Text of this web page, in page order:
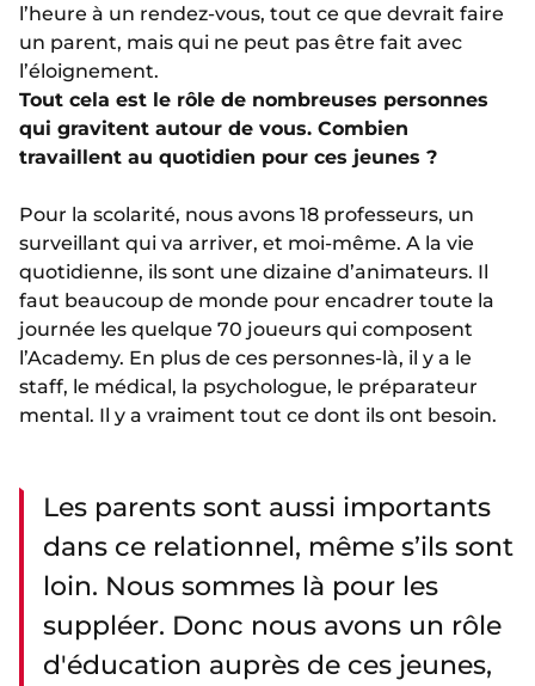
l’heure à un rendez-vous, tout ce que devrait faire
un parent, mais qui ne peut pas être fait avec
l’éloignement.
Tout cela est le rôle de nombreuses personnes
qui gravitent autour de vous. Combien
travaillent au quotidien pour ces jeunes ?
Pour la scolarité, nous avons 18 professeurs, un
surveillant qui va arriver, et moi-même. A la vie
quotidienne, ils sont une dizaine d’animateurs. Il
faut beaucoup de monde pour encadrer toute la
journée les quelque 70 joueurs qui composent
l’Academy. En plus de ces personnes-là, il y a le
staff, le médical, la psychologue, le préparateur
mental. Il y a vraiment tout ce dont ils ont besoin.
Les parents sont aussi importants
dans ce relationnel, même s’ils sont
loin. Nous sommes là pour les
suppléer. Donc nous avons un rôle
d'éducation auprès de ces jeunes,